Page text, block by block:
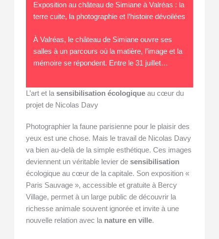
Exposition au château de Simiane à Valréas : la
terre cuite, la photographie et l’histoire dévoilées
À Valréas, le château de Simiane ouvre ses
salles à un parcours où la matière, l’image et la
mémoire se répondent. Entre le 31 juillet…
L’art et lasensibilisation écologique au cœur du
projet de Nicolas Davy
Photographier la faune parisienne pour le plaisir des
yeux est une chose. Mais le travail de Nicolas Davy
va bien au-delà de la simple esthétique. Ces images
deviennent un véritable levier desensibilisation
écologique au cœur de la capitale. Son exposition «
Paris Sauvage », accessible et gratuite à Bercy
Village, permet à un large public de découvrir la
richesse animale souvent ignorée et invite à une
nouvelle relation avec la nature en ville.